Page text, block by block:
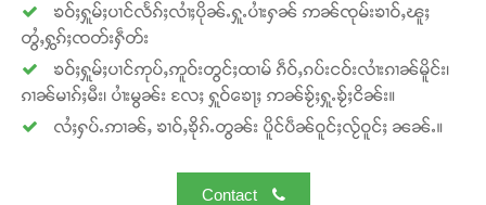
ၶဝ်ႈႁူမ်ႈပၢင်လႅၵ်ႈလၢႆႈပိုၼ်ႉႁူႉပၢႆးႁၼ် ဢၼ်ၸုမ်းၶၢဝ်ႇၽူႈ
တွႆႇႁွၵ်ႈၸတ်းႁဵတ်း
ၶဝ်ႈႁူမ်ႈပၢင်ဢုပ်ႇဢူဝ်းတွင်ႈထၢမ် ၵဵဝ်ႇၵပ်းငဝ်းလၢႆးၵၢၼ်မိူင်း၊
ၵၢၼ်မၢၵ်ႈမီး၊ ပၢႆးမွၼ်း လႄႈ ႁူဝ်ၶေႃႈ ဢၼ်ၶႂ်ႈႁူႉၶႂ်ႈငိၼ်း။
လႆႈႁပ်ႉဢၢၼ်ႇ ၶၢဝ်ႇၶိုၵ်ႉတွၼ်း ပိူင်ပဵၼ်ဝူင်ႈလႂ်ဝူင်ႈ ၼၼ်ႉ။
Contact